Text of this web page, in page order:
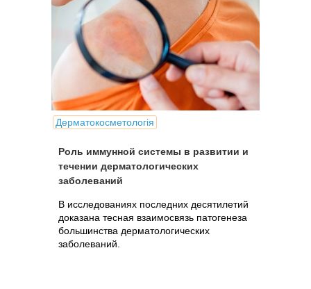
Дерматокосметологія
Роль иммунной системы в развитии и
течении дерматологических
заболеваний
В исследованиях последних десятилетий
доказана тесная взаимосвязь патогенеза
большинства дерматологических
заболеваний.